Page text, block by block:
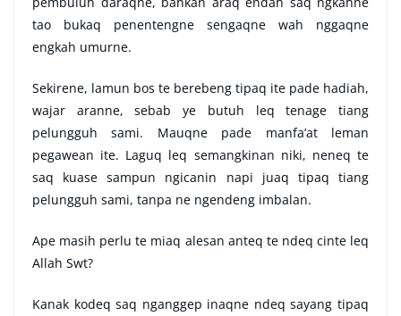
tao bukaq penentengne sengaqne wah nggaqne
engkah umurne.
Sekirene, lamun bos te berebeng tipaq ite pade hadiah,
wajar aranne, sebab ye butuh leq tenage tiang
pelungguh sami. Mauqne pade manfa’at leman
pegawean ite. Laguq leq semangkinan niki, neneq te
saq kuase sampun ngicanin napi juaq tipaq tiang
pelungguh sami, tanpa ne ngendeng imbalan.
Ape masih perlu te miaq alesan anteq te ndeq cinte leq
Allah Swt?
Kanak kodeq saq nganggep inaqne ndeq sayang tipaq